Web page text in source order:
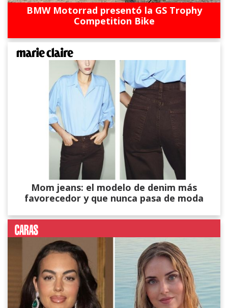
BMW Motorrad presentó la GS Trophy
Competition Bike
Mom jeans: el modelo de denim más
favorecedor y que nunca pasa de moda